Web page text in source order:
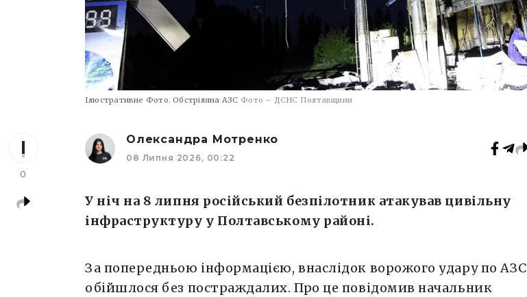
Ілюстративне Фото. Обстріляна АЗС Фото – ДСНС Полтавщини
0
Олександра Мотренко
08 Липня 2026, 00:22
У ніч на 8 липня російський безпілотник атакував цивільну
інфраструктуру у Полтавському районі.
За попередньою інформацією, внаслідок ворожого удару по АЗС
обійшлося без постраждалих. Про це повідомив начальник